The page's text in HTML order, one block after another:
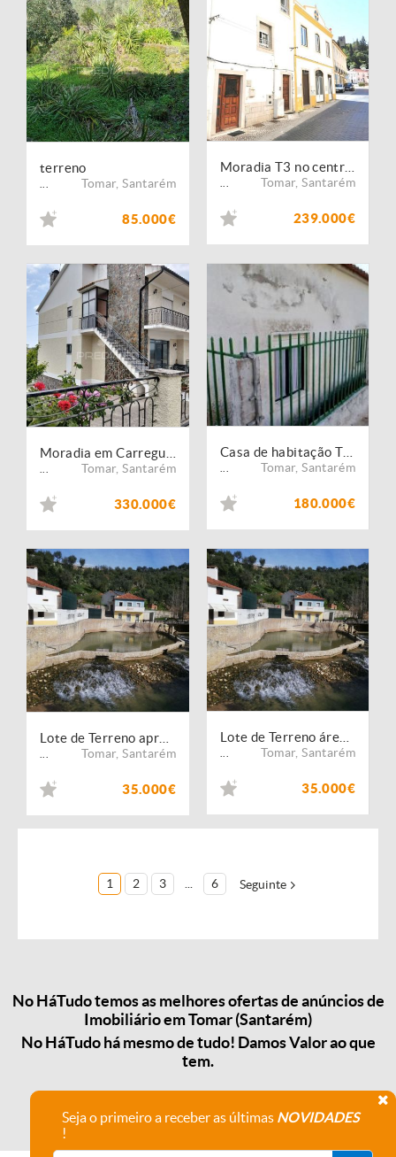
terreno
Tomar,Santarém
85.000€
Tomar,Santarém
239.000€
Tomar,Santarém
330.000€
Tomar,Santarém
180.000€
Tomar,Santarém
35.000€
Tomar,Santarém
35.000€
1 2 3 6 Seguinte
No HáTudo temos as melhores ofertas de anúncios de
Imobiliário em Tomar (Santarém)
No HáTudo há mesmo de tudo! Damos Valor ao que
tem.
Seja o primeiro a receber as últimas NOVIDADES
!